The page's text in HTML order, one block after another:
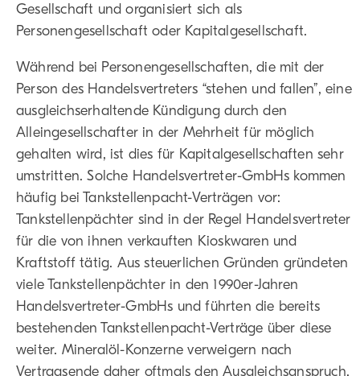
Gesellschaft und organisiert sich als
Personengesellschaft oder Kapitalgesellschaft.
Während bei Personengesellschaften, die mit der
Person des Handelsvertreters “stehen und fallen”, eine
ausgleichserhaltende Kündigung durch den
Alleingesellschafter in der Mehrheit für möglich
gehalten wird, ist dies für Kapitalgesellschaften sehr
umstritten. Solche Handelsvertreter-GmbHs kommen
häufig bei Tankstellenpacht-Verträgen vor:
Tankstellenpächter sind in der Regel Handelsvertreter
für die von ihnen verkauften Kioskwaren und
Kraftstoff tätig. Aus steuerlichen Gründen gründeten
viele Tankstellenpächter in den 1990er-Jahren
Handelsvertreter-GmbHs und führten die bereits
bestehenden Tankstellenpacht-Verträge über diese
weiter. Mineralöl-Konzerne verweigern nach
Vertragsende daher oftmals den Ausgleichsanspruch.